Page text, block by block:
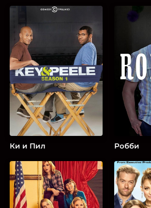
Ки и Пил Робби